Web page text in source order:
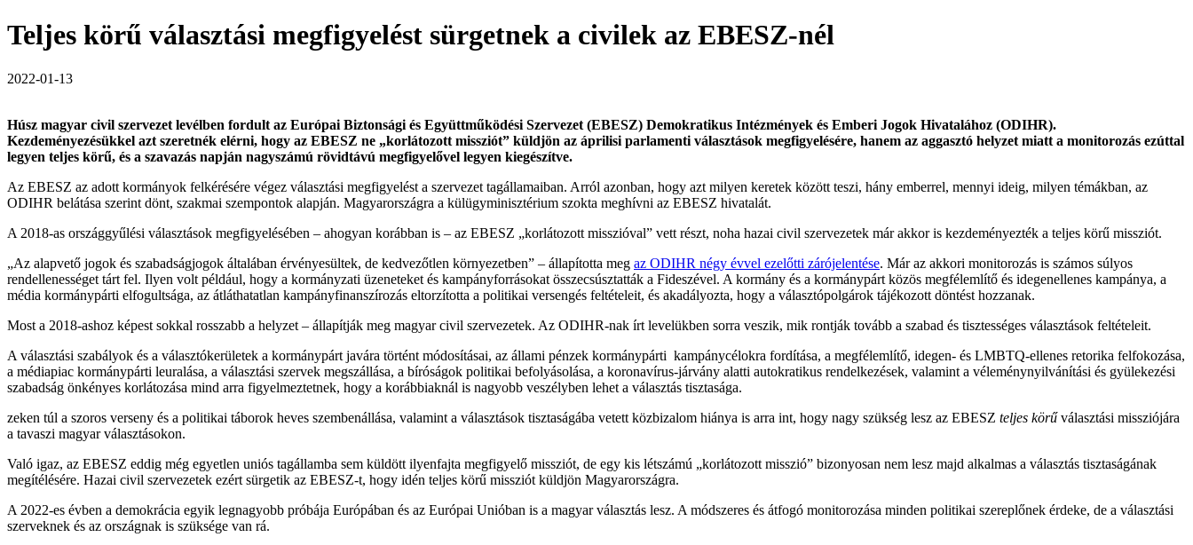
Teljes körű választási megfigyelést sürgetnek a civilek az EBESZ-nél
2022-01-13
Húsz magyar civil szervezet levélben fordult az Európai Biztonsági és Együttműködési Szervezet (EBESZ) Demokratikus Intézmények és Emberi Jogok Hivatalához (ODIHR).
Kezdeményezésükkel azt szeretnék elérni, hogy az EBESZ ne „korlátozott missziót” küldjön az áprilisi parlamenti választások megfigyelésére, hanem az aggasztó helyzet miatt a monitorozás ezúttal
legyen teljes körű, és a szavazás napján nagyszámú rövidtávú megfigyelővel legyen kiegészítve.
Az EBESZ az adott kormányok felkérésére végez választási megfigyelést a szervezet tagállamaiban. Arról azonban, hogy azt milyen keretek között teszi, hány emberrel, mennyi ideig, milyen témákban, az
ODIHR belátása szerint dönt, szakmai szempontok alapján. Magyarországra a külügyminisztérium szokta meghívni az EBESZ hivatalát.
A 2018-as országgyűlési választások megfigyelésében – ahogyan korábban is – az EBESZ „korlátozott misszióval” vett részt, noha hazai civil szervezetek már akkor is kezdeményezték a teljes körű missziót.
„Az alapvető jogok és szabadságjogok általában érvényesültek, de kedvezőtlen környezetben” – állapította meg az ODIHR négy évvel ezelőtti zárójelentése. Már az akkori monitorozás is számos súlyos
rendellenességet tárt fel. Ilyen volt például, hogy a kormányzati üzeneteket és kampányforrásokat összecsúsztatták a Fideszével. A kormány és a kormánypárt közös megfélemlítő és idegenellenes kampánya, a
média kormánypárti elfogultsága, az átláthatatlan kampányfinanszírozás eltorzította a politikai versengés feltételeit, és akadályozta, hogy a választópolgárok tájékozott döntést hozzanak.
Most a 2018-ashoz képest sokkal rosszabb a helyzet – állapítják meg magyar civil szervezetek. Az ODIHR-nak írt levelükben sorra veszik, mik rontják tovább a szabad és tisztességes választások feltételeit.
A választási szabályok és a választókerületek a kormánypárt javára történt módosításai, az állami pénzek kormánypárti kampánycélokra fordítása, a megfélemlítő, idegen- és LMBTQ-ellenes retorika felfokozása,
a médiapiac kormánypárti leuralása, a választási szervek megszállása, a bíróságok politikai befolyásolása, a koronavírus-járvány alatti autokratikus rendelkezések, valamint a véleménynyilvánítási és gyülekezési
szabadság önkényes korlátozása mind arra figyelmeztetnek, hogy a korábbiaknál is nagyobb veszélyben lehet a választás tisztasága.
zeken túl a szoros verseny és a politikai táborok heves szembenállása, valamint a választások tisztaságába vetett közbizalom hiánya is arra int, hogy nagy szükség lesz az EBESZ teljes körűválasztási missziójára
a tavaszi magyar választásokon.
Való igaz, az EBESZ eddig még egyetlen uniós tagállamba sem küldött ilyenfajta megfigyelő missziót, de egy kis létszámú „korlátozott misszió” bizonyosan nem lesz majd alkalmas a választás tisztaságának
megítélésére. Hazai civil szervezetek ezért sürgetik az EBESZ-t, hogy idén teljes körű missziót küldjön Magyarországra.
A 2022-es évben a demokrácia egyik legnagyobb próbája Európában és az Európai Unióban is a magyar választás lesz. A módszeres és átfogó monitorozása minden politikai szereplőnek érdeke, de a választási
szerveknek és az országnak is szüksége van rá.